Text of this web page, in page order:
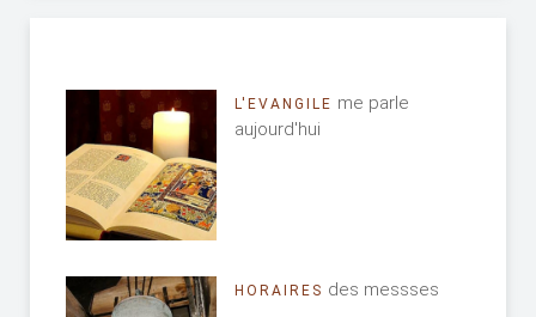
L'EVANGILE me parle
aujourd'hui
HORAIRES des messses